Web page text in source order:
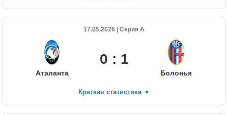
17.05.2026 | Серия А
Аталанта
0 : 1
Болонья
Краткая статистика ▼